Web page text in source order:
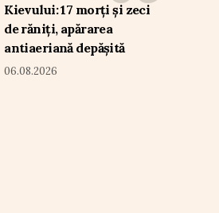
Kievului: 17 morți și zeci
de răniți, apărarea
antiaeriană depășită
06.08.2026